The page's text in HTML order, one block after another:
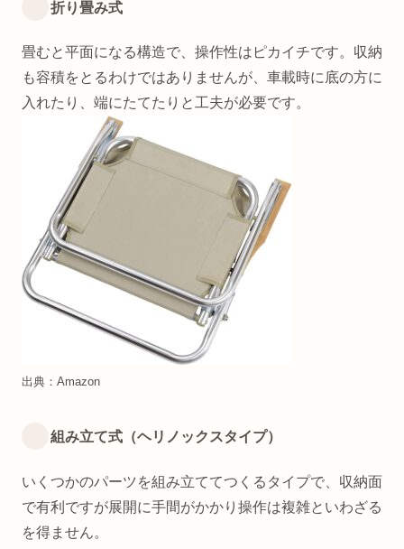
折り畳み式
畳むと平面になる構造で、操作性はピカイチです。収納
も容積をとるわけではありませんが、車載時に底の方に
入れたり、端にたてたりと工夫が必要です。
出典：Amazon
組み立て式（ヘリノックスタイプ）
いくつかのパーツを組み立ててつくるタイプで、収納面
で有利ですが展開に手間がかかり操作は複雑といわざる
を得ません。